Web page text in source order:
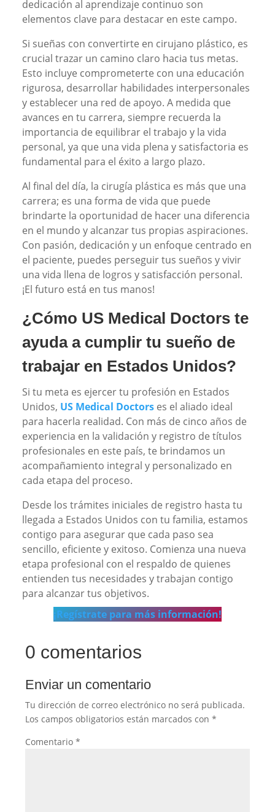
dedicación al aprendizaje continuo son
elementos clave para destacar en este campo.
Si sueñas con convertirte en cirujano plástico, es
crucial trazar un camino claro hacia tus metas.
Esto incluye comprometerte con una educación
rigurosa, desarrollar habilidades interpersonales
y establecer una red de apoyo. A medida que
avances en tu carrera, siempre recuerda la
importancia de equilibrar el trabajo y la vida
personal, ya que una vida plena y satisfactoria es
fundamental para el éxito a largo plazo.
Al final del día, la cirugía plástica es más que una
carrera; es una forma de vida que puede
brindarte la oportunidad de hacer una diferencia
en el mundo y alcanzar tus propias aspiraciones.
Con pasión, dedicación y un enfoque centrado en
el paciente, puedes perseguir tus sueños y vivir
una vida llena de logros y satisfacción personal.
¡El futuro está en tus manos!
¿Cómo US Medical Doctors te
ayuda a cumplir tu sueño de
trabajar en Estados Unidos?
Si tu meta es ejercer tu profesión en Estados
Unidos, US Medical Doctors es el aliado ideal
para hacerla realidad. Con más de cinco años de
experiencia en la validación y registro de títulos
profesionales en este país, te brindamos un
acompañamiento integral y personalizado en
cada etapa del proceso.
Desde los trámites iniciales de registro hasta tu
llegada a Estados Unidos con tu familia, estamos
contigo para asegurar que cada paso sea
sencillo, eficiente y exitoso. Comienza una nueva
etapa profesional con el respaldo de quienes
entienden tus necesidades y trabajan contigo
para alcanzar tus objetivos.
¡Regístrate para más información!
0 comentarios
Enviar un comentario
Tu dirección de correo electrónico no será publicada.
Los campos obligatorios están marcados con*
Comentario*